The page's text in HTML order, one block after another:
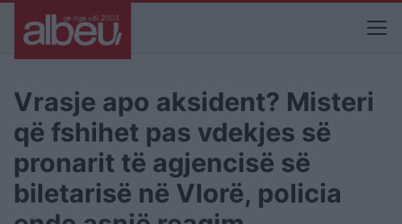
Vrasje apo aksident? Misteri
që fshihet pas vdekjes së
pronarit të agjencisë së
biletarisë në Vlorë, policia